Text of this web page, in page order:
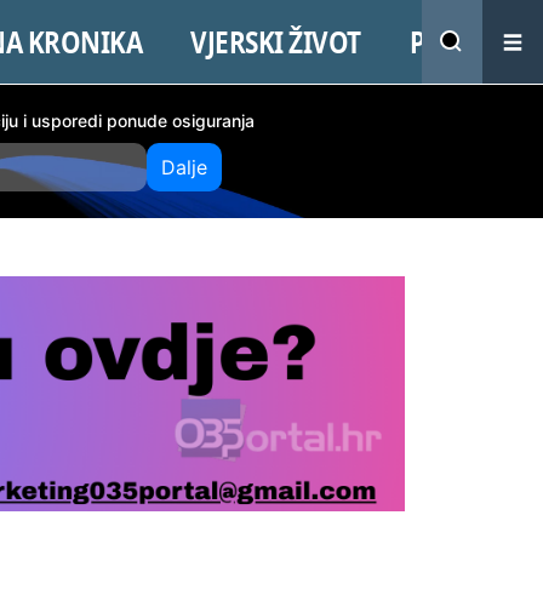
KRONIKA VJERSKI ŽIVOT PROMO
i usporedi ponude osiguranja
Dalje